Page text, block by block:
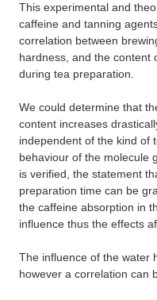
This experimental and
caffeine and tanning
correlation between
hardness, and the content
during tea preparation.
We could determine that
content increases
independent of the kind of
behaviour of the molecule
is verified, the statement
preparation time can be
the caffeine absorption in
influence thus the effects
The influence of the water
however a correlation can